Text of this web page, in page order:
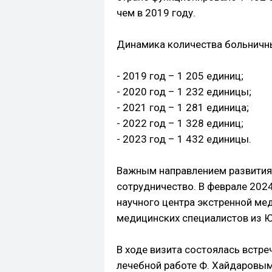
чем в 2019 году.
Динамика количества
- 2019 год – 1 205 единиц;
- 2020 год – 1 232 единицы;
- 2021 год – 1 281 единица;
- 2022 год – 1 328 единиц;
- 2023 год – 1 432 единицы.
Важным направлением
сотрудничество. В феврале
научного центра экстренной
медицинских специалистов из
В ходе визита состоялась
лечебной работе Ф.